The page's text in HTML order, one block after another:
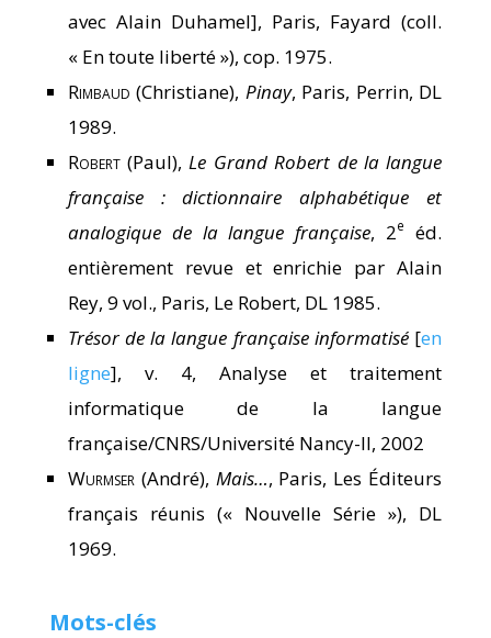
avec Alain Duhamel], Paris, Fayard (coll.
« En toute liberté »), cop. 1975.
Rimbaud (Christiane), Pinay, Paris, Perrin, DL
1989.
Robert(Paul), Le Grand Robert de la langue
française : dictionnaire alphabétique et
analogique de la langue française, 2e
éd.
entièrement revue et enrichie par Alain
Rey, 9 vol., Paris, Le Robert, DL 1985.
Trésor de la langue française informatisé[en
ligne], v. 4, Analyse et traitement
informatique de la langue
française/CNRS/Université Nancy-II, 2002
Wurmser (André), Mais…, Paris, Les Éditeurs
français réunis (« Nouvelle Série »), DL
1969.
Mots-clés